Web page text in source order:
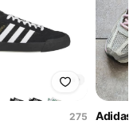
275
Adidas